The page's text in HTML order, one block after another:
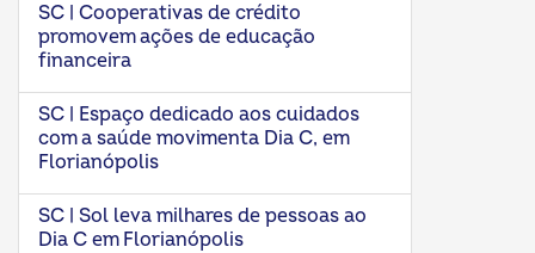
SC | Cooperativas de crédito
promovem ações de educação
financeira
SC | Espaço dedicado aos cuidados
com a saúde movimenta Dia C, em
Florianópolis
SC | Sol leva milhares de pessoas ao
Dia C em Florianópolis